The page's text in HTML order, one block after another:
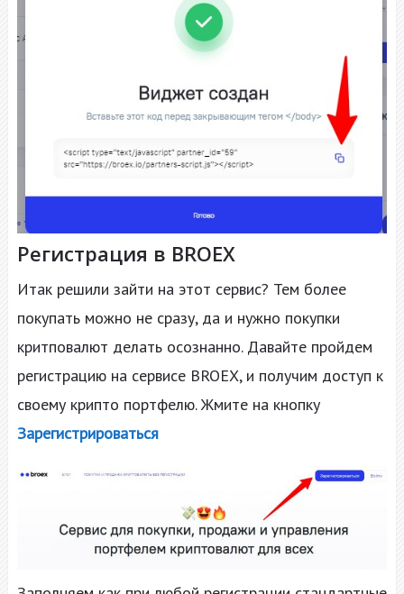
Регистрация в BROEX
Итак решили зайти на этот сервис? Тем более
покупать можно не сразу, да и нужно покупки
критповалют делать осознанно. Давайте пройдем
регистрацию на сервисе BROEX, и получим доступ к
своему крипто портфелю. Жмите на кнопку
Зарегистрироваться